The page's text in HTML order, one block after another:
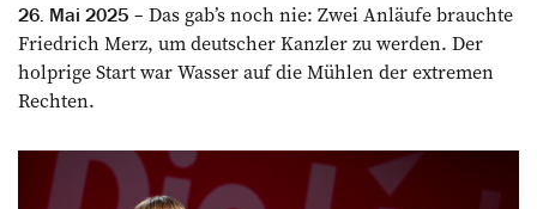
26. Mai 2025
Das gab’s noch nie: Zwei Anläufe brauchte
Friedrich Merz, um deutscher Kanzler zu werden. Der
holprige Start war Wasser auf die Mühlen der extremen
Rechten.